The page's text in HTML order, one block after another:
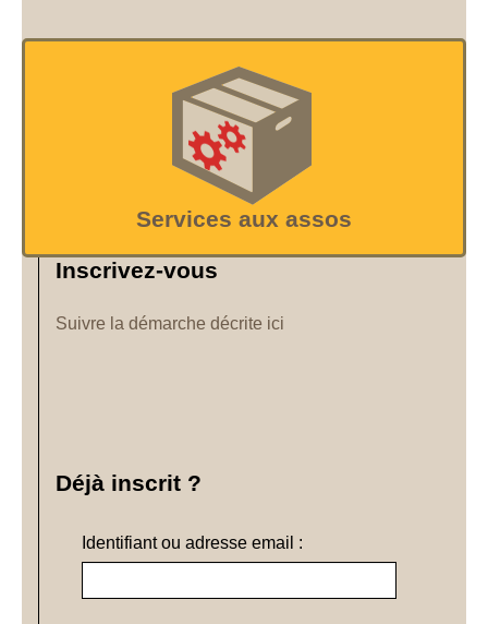
Services aux assos
Inscrivez-vous
Suivre la démarche décrite ici
Déjà inscrit ?
Identifiant ou adresse email :